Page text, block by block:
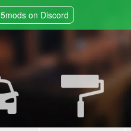
5mods on Discord